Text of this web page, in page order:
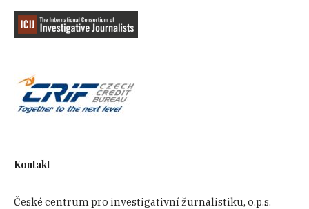
Kontakt
České centrum pro investigativní žurnalistiku, o.p.s.